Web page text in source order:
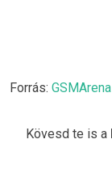
Forrás: GSMArena
Kövesd te is a